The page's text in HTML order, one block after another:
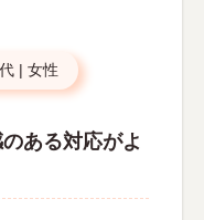
| 女性
ある対応がよ